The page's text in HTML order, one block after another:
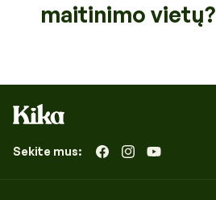
maitinimo vietų?
Sekite mus: „Facebook“
„Instagram“
„YouTube“